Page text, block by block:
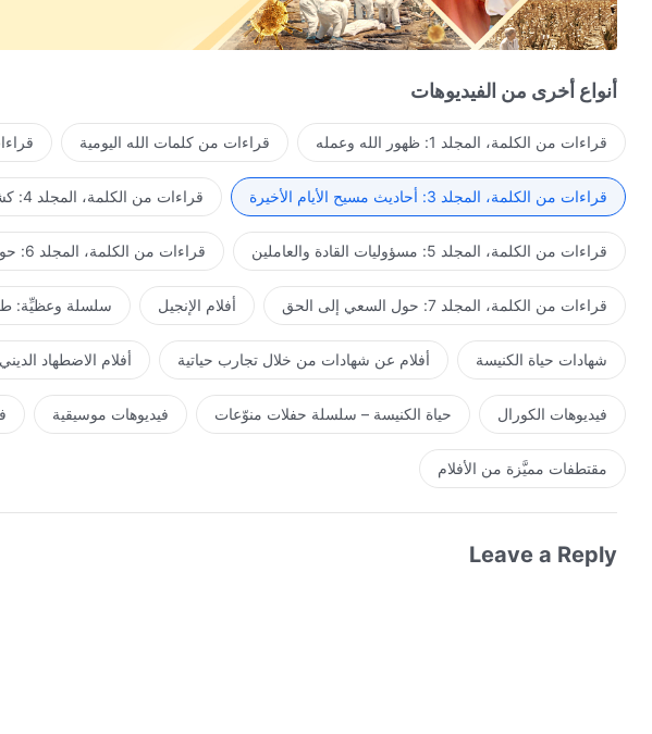
أنواع أخرى من الفيديوهات
قراءات من الكلمة، المجلد 1: ظهور الله وعمله قراءات من كلمات الله اليومية قراءات
قراءات من الكلمة، المجلد 3: أحاديث مسيح الأيام الأخيرة قراءات من الكلمة، المجلد 4: كشف أضداد المسيح
قراءات من الكلمة، المجلد 5: مسؤوليات القادة والعاملين قراءات من الكلمة، المجلد 6: حول السعي إلى الحق
قراءات من الكلمة، المجلد 7: حول السعي إلى الحق أفلام الإنجيل سلسلة وعظيِّة:
شهادات حياة الكنيسة أفلام عن شهادات من خلال تجارب حياتية أفلام الاضطهاد الديني
فيديوهات الكورال حياة الكنيسة – سلسلة حفلات منوّعات فيديوهات موسيقية
مقتطفات مميَّزة من الأفلام
Leave a Reply